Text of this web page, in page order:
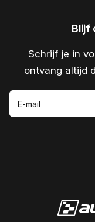
Blijf
Schrijf je in
ontvang altijd
E-mail